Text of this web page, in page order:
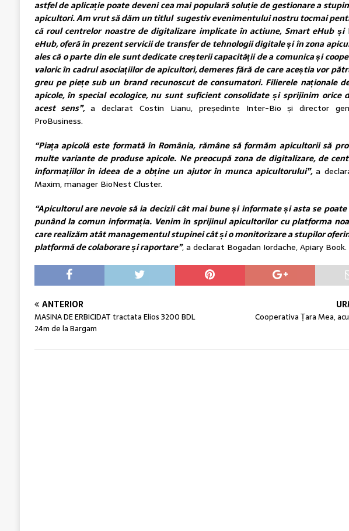
astfel de aplicație poate deveni cea mai populară soluție de gestionare a
apicultori.Am vrut să dăm un titlul sugestiv evenimentului nostru tocmai
că roul centrelor noastre de digitalizare implicate în actiune, Smart eHub și
eHub, oferă în prezent servicii de transfer de tehnologii digitale și în zona
ales că o parte din ele sunt dedicate creșterii capacității de a comunica și
valoric în cadrul asociațiilor de apicultori, demeres fără de care aceștia vor
greu pe piețe sub un brand recunoscut de consumatori. Filierele naționale
apicole, în special ecologice, nu sunt suficient consolidate și sprijinim orice
acest sens”,a declarat Costin Lianu, președinte Inter-Bio și director
ProBusiness.
“Piața apicolă este formată în România, rămâne să formăm apicultorii să
multe variante de produse apicole. Ne preocupă zona de digitalizare, de
informațiilor în ideea de a obține un ajutor în munca apicultorului”,a
Maxim, manager BioNest Cluster.
“Apicultorul are nevoie să ia decizii cât mai bune și informate și asta se poate
punând la comun informația. Venim în sprijinul apicultorilor cu platforma
care realizăm atât managementul stupinei cât și o monitorizare a stupilor
platformă de colaborare și raportare”, a declarat Bogadan Iordache, Apiary Book.
ANTERIOR
MASINA DE ERBICIDAT tractata Elios 3200 BDL
24m de la Bargam
Cooperativa Țara Mea,